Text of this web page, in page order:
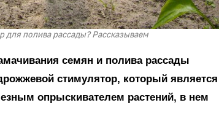
для полива рассады? Рассказываем
семян и полива рассады
стимулятор, который является
опрыскивателем растений, в нем